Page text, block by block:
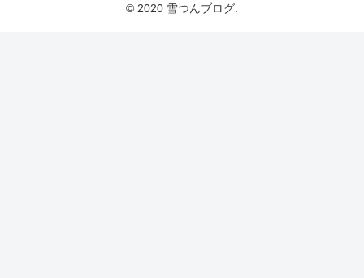
© 2020 雪つんブログ.